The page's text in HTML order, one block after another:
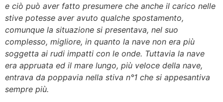
e ciò può aver fatto presumere che anche il carico nelle
stive potesse aver avuto qualche spostamento,
comunque la situazione si presentava, nel suo
complesso, migliore, in quanto la nave non era più
soggetta ai rudi impatti con le onde. Tuttavia la nave
era appruata ed il mare lungo, più veloce della nave,
entrava da poppavia nella stiva n°1 che si appesantiva
sempre più.